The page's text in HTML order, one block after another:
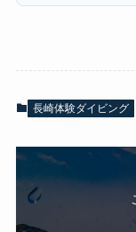
長崎体験ダイビング